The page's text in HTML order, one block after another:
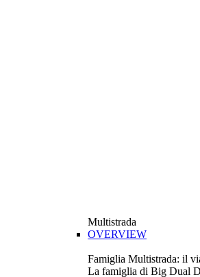
Multistrada
OVERVIEW
Famiglia Multistrada: il
La famiglia di Big Dual